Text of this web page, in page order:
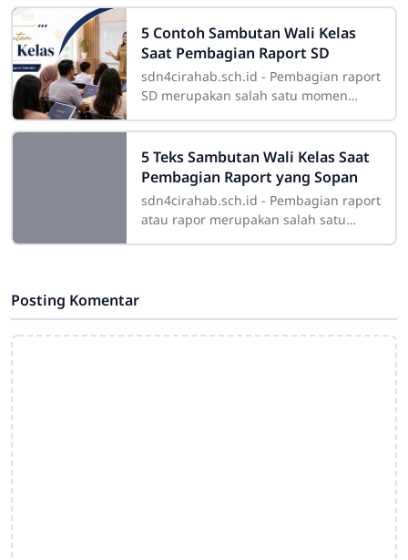
dan orang tua dalam suasana penuh
harapan. Pada
5 Contoh Sambutan Wali Kelas
Saat Pembagian Raport SD
sdn4cirahab.sch.id - Pembagian raport
SD merupakan salah satu momen
peserta didik, wali kelas, dan orang
tua. Pada
5 Teks Sambutan Wali Kelas Saat
Pembagian Raport yang Sopan
sdn4cirahab.sch.id - Pembagian raport
atau rapor merupakan salah satu
Posting Komentar